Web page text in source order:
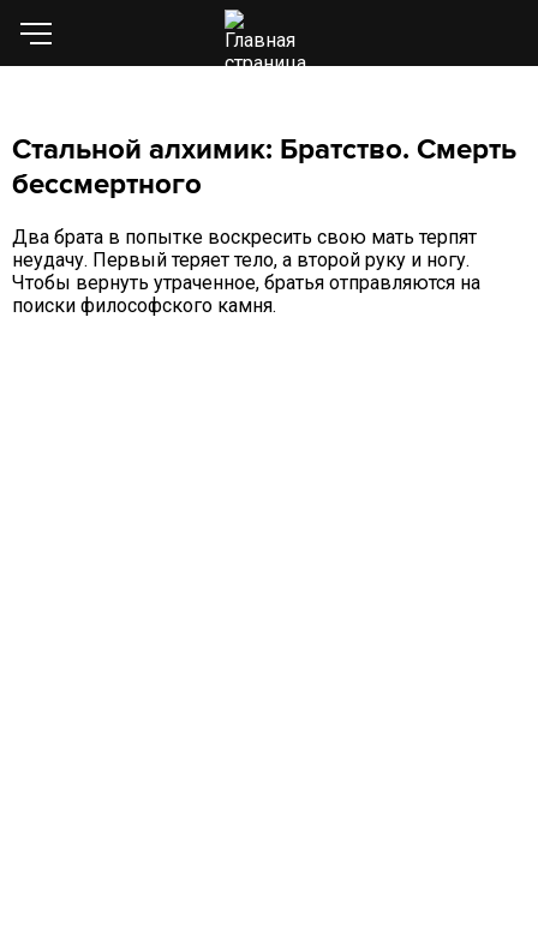
Стальной алхимик: Братство. Смерть
бессмертного
Два брата в попытке воскресить свою мать терпят
неудачу. Первый теряет тело, а второй руку и ногу.
Чтобы вернуть утраченное, братья отправляются на
поиски философского камня.